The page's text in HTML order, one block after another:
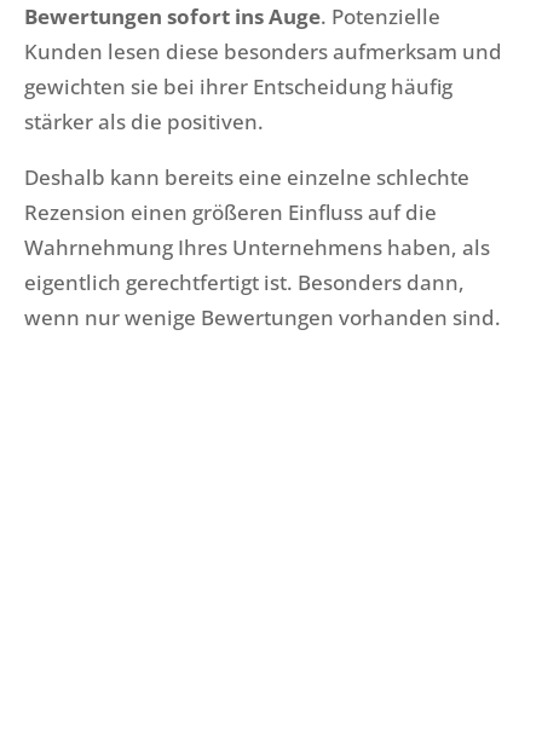
Bewertungen sofort ins Auge. Potenzielle
Kunden lesen diese besonders aufmerksam und
gewichten sie bei ihrer Entscheidung häufig
stärker als die positiven.
Deshalb kann bereits eine einzelne schlechte
Rezension einen größeren Einfluss auf die
Wahrnehmung Ihres Unternehmens haben, als
eigentlich gerechtfertigt ist. Besonders dann,
wenn nur wenige Bewertungen vorhanden sind.